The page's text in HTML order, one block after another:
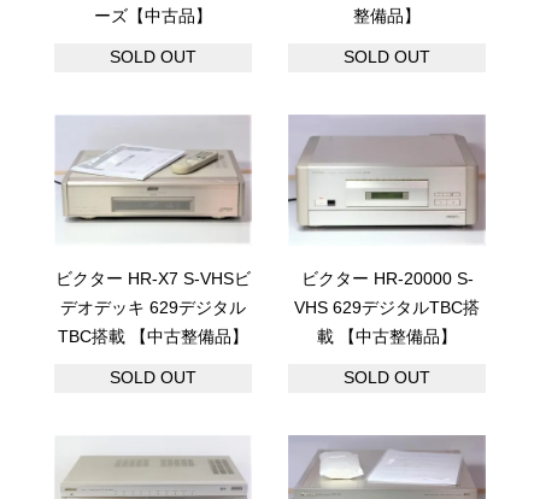
ーズ【中古品】
SOLD OUT
整備品】
SOLD OUT
ビクター HR-X7 S-VHSビ
デオデッキ 629デジタル
TBC搭載 【中古整備品】
SOLD OUT
ビクター HR-20000 S-
VHS 629デジタルTBC搭
載 【中古整備品】
SOLD OUT